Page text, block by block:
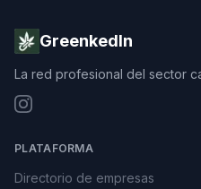
GreenkedIn
La red profesional del sector
PLATAFORMA
Directorio de empresas